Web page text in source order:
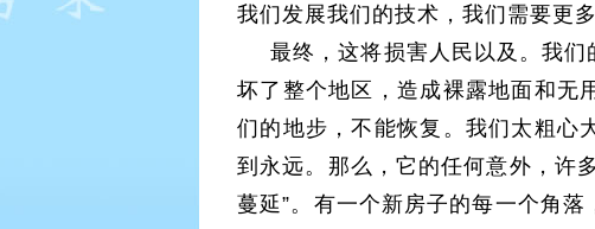
我们发展我们的技术，我们需要更
最终，这将损害人民以及。我
坏了整个地区，造成裸露地面和无
们的地步，不能恢复。我们太粗心
到永远。那么，它的任何意外，许
蔓延”。有一个新房子的每一个角